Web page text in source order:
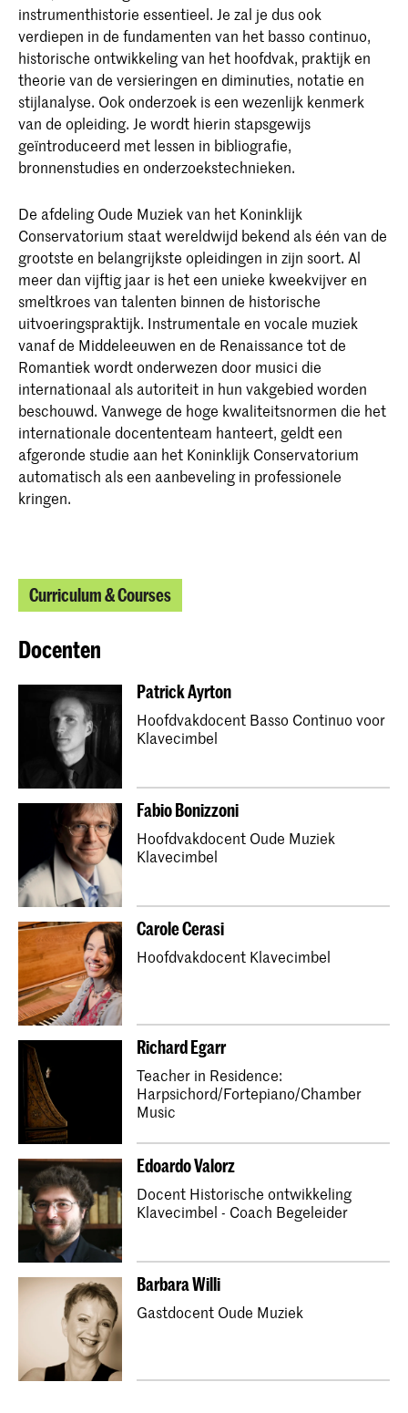
instrumenthistorie essentieel. Je zal je dus ook
verdiepen in de fundamenten van het basso continuo,
historische ontwikkeling van het hoofdvak, praktijk en
theorie van de versieringen en diminuties, notatie en
stijlanalyse. Ook onderzoek is een wezenlijk kenmerk
van de opleiding. Je wordt hierin stapsgewijs
geïntroduceerd met lessen in bibliografie,
bronnenstudies en onderzoekstechnieken.
De afdeling Oude Muziek van het Koninklijk
Conservatorium staat wereldwijd bekend als één van de
grootste en belangrijkste opleidingen in zijn soort. Al
meer dan vijftig jaar is het een unieke kweekvijver en
smeltkroes van talenten binnen de historische
uitvoeringspraktijk. Instrumentale en vocale muziek
vanaf de Middeleeuwen en de Renaissance tot de
Romantiek wordt onderwezen door musici die
internationaal als autoriteit in hun vakgebied worden
beschouwd. Vanwege de hoge kwaliteitsnormen die het
internationale docententeam hanteert, geldt een
afgeronde studie aan het Koninklijk Conservatorium
automatisch als een aanbeveling in professionele
kringen.
Curriculum & Courses
Docenten
Patrick Ayrton
Hoofdvakdocent Basso Continuo voor
Klavecimbel
Fabio Bonizzoni
Hoofdvakdocent Oude Muziek
Klavecimbel
Carole Cerasi
Hoofdvakdocent Klavecimbel
Richard Egarr
Teacher in Residence:
Harpsichord/Fortepiano/Chamber
Music
Edoardo Valorz
Docent Historische ontwikkeling
Klavecimbel - Coach Begeleider
Barbara Willi
Gastdocent Oude Muziek